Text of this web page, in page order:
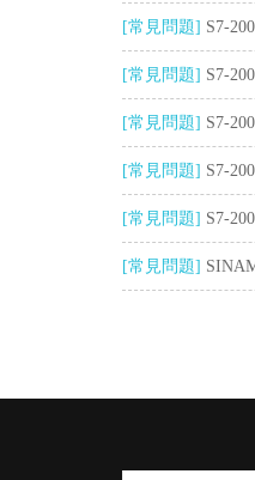
[常見問題] S7-
[常見問題] S7-
[常見問題] S7-
[常見問題] S7-
[常見問題] S7-
[常見問題]